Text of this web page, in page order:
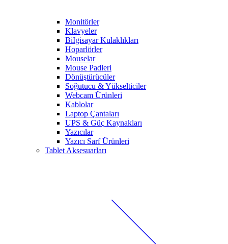
Monitörler
Klavyeler
BiIgisayar Kulaklıkları
Hoparlörler
Mouselar
Mouse Padleri
Dönüştürücüler
Soğutucu & Yükselticiler
Webcam Ürünleri
Kablolar
Laptop Çantaları
UPS & Güç Kaynakları
Yazıcılar
Yazıcı Sarf Ürünleri
Tablet Aksesuarları